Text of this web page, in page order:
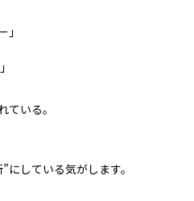
ている。
している気がします。